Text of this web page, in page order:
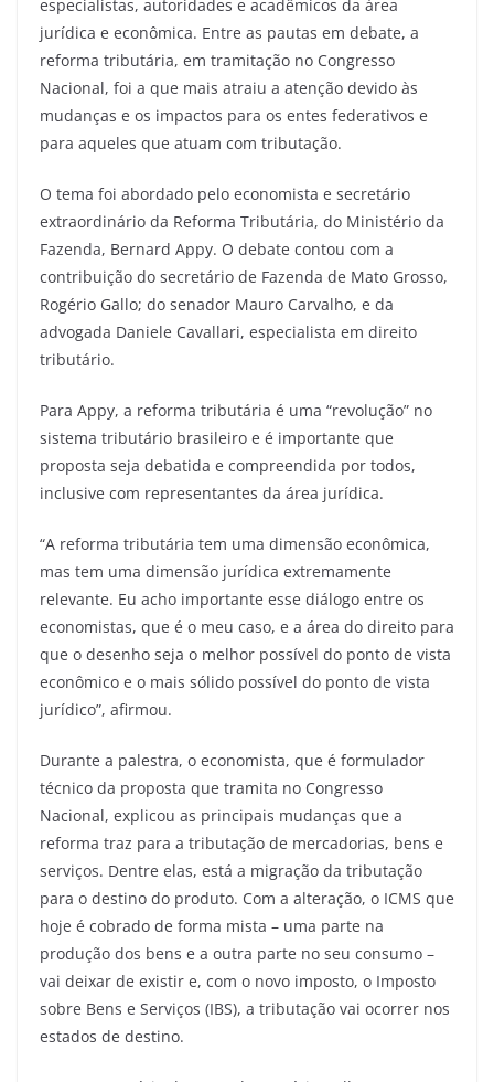
especialistas, autoridades e acadêmicos da área
jurídica e econômica. Entre as pautas em debate, a
reforma tributária, em tramitação no Congresso
Nacional, foi a que mais atraiu a atenção devido às
mudanças e os impactos para os entes federativos e
para aqueles que atuam com tributação.
O tema foi abordado pelo economista e secretário
extraordinário da Reforma Tributária, do Ministério da
Fazenda, Bernard Appy. O debate contou com a
contribuição do secretário de Fazenda de Mato Grosso,
Rogério Gallo; do senador Mauro Carvalho, e da
advogada Daniele Cavallari, especialista em direito
tributário.
Para Appy, a reforma tributária é uma “revolução” no
sistema tributário brasileiro e é importante que
proposta seja debatida e compreendida por todos,
inclusive com representantes da área jurídica.
“A reforma tributária tem uma dimensão econômica,
mas tem uma dimensão jurídica extremamente
relevante. Eu acho importante esse diálogo entre os
economistas, que é o meu caso, e a área do direito para
que o desenho seja o melhor possível do ponto de vista
econômico e o mais sólido possível do ponto de vista
jurídico”, afirmou.
Durante a palestra, o economista, que é formulador
técnico da proposta que tramita no Congresso
Nacional, explicou as principais mudanças que a
reforma traz para a tributação de mercadorias, bens e
serviços. Dentre elas, está a migração da tributação
para o destino do produto. Com a alteração, o ICMS que
hoje é cobrado de forma mista – uma parte na
produção dos bens e a outra parte no seu consumo –
vai deixar de existir e, com o novo imposto, o Imposto
sobre Bens e Serviços (IBS), a tributação vai ocorrer nos
estados de destino.